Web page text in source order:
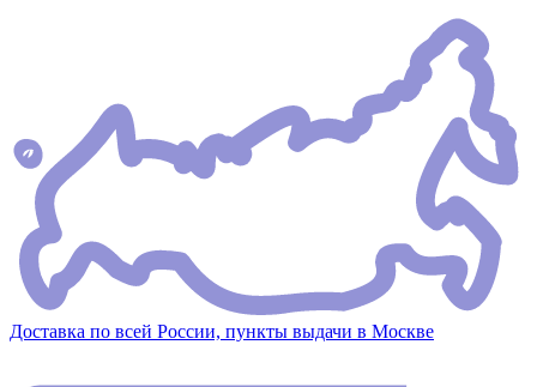
Доставка по всей России, пункты выдачи в Москве